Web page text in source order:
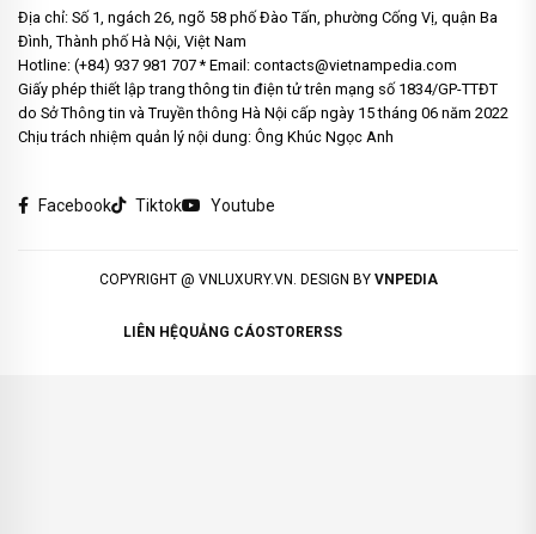
Địa chỉ: Số 1, ngách 26, ngõ 58 phố Đào Tấn, phường Cống Vị, quận Ba
Đình, Thành phố Hà Nội, Việt Nam
Hotline: (+84) 937 981 707 * Email: contacts@vietnampedia.com
Giấy phép thiết lập trang thông tin điện tử trên mạng số 1834/GP-TTĐT
do Sở Thông tin và Truyền thông Hà Nội cấp ngày 15 tháng 06 năm 2022
Chịu trách nhiệm quản lý nội dung: Ông Khúc Ngọc Anh
Facebook Tiktok Youtube
COPYRIGHT @ VNLUXURY.VN. DESIGN BY VNPEDIA
LIÊN HỆQUẢNG CÁOSTORERSS